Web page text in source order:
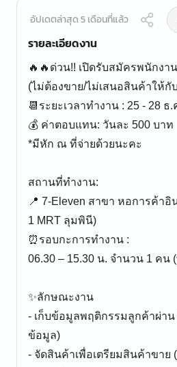
อัปเดตล่าสุด 5 เดือนที่แล้ว
รายละเอียดงาน
🔥🔥ด่วน!! เปิดรับสมัครพนักงา
(ไม่ต้องขาย/ไม่เสนอสินค้าให้กั
📆ระยะเวลาทำงาน : 25 - 28 ธ.
💰 ค่าตอบแทน: วันละ 500 บาท
*มีหัก ณ ที่จ่ายด้วยนะคะ
สถานที่ทำงาน:
📍 7-Eleven สาขา หอการค้าอิ
1 MRT ลุมพินี)
⏰รอบกะการทำงาน :
06.30 – 15.30 น. จำนวน 1 คน
✨ลักษณะงาน
- เก็บข้อมูลพฤติกรรมลูกค้าผ่าน
ข้อมูล)
- จัดสินค้าเพื่อเตรียมสินค้าขาย